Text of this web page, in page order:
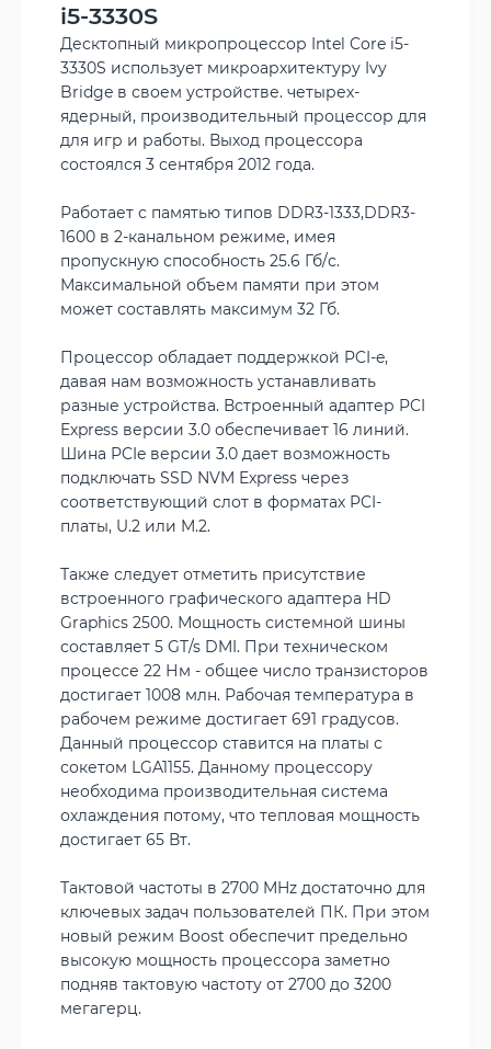
i5-3330S
Десктопный микропроцессор Intel Core i5-
3330S использует микроархитектуру Ivy
Bridge в своем устройстве. четырех-
ядерный, производительный процессор для
для игр и работы. Выход процессора
состоялся 3 сентября 2012 года.
Работает с памятью типов DDR3-1333,DDR3-
1600 в 2-канальном режиме, имея
пропускную способность 25.6 Гб/с.
Максимальной объем памяти при этом
может составлять максимум 32 Гб.
Процессор обладает поддержкой PCI-e,
давая нам возможность устанавливать
разные устройства. Встроенный адаптер PCI
Express версии 3.0 обеспечивает 16 линий.
Шина PCIe версии 3.0 дает возможность
подключать SSD NVM Express через
соответствующий слот в форматах PCI-
платы, U.2 или M.2.
Также следует отметить присутствие
встроенного графического адаптера HD
Graphics 2500. Мощность системной шины
составляет 5 GT/s DMI. При техническом
процессе 22 Нм - общее число транзисторов
достигает 1008 млн. Рабочая температура в
рабочем режиме достигает 691 градусов.
Данный процессор ставится на платы с
сокетом LGA1155. Данному процессору
необходима производительная система
охлаждения потому, что тепловая мощность
достигает 65 Вт.
Тактовой частоты в 2700 MHz достаточно для
ключевых задач пользователей ПК. При этом
новый режим Boost обеспечит предельно
высокую мощность процессора заметно
подняв тактовую частоту от 2700 до 3200
мегагерц.